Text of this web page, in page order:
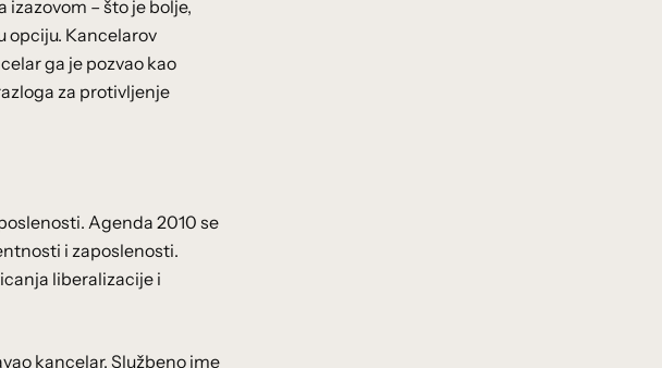
izazovom – što je bolje,
opciju. Kancelarov
ga je pozvao kao
za protivljenje
Agenda 2010 se
i zaposlenosti.
liberalizacije i
kancelar. Službeno ime